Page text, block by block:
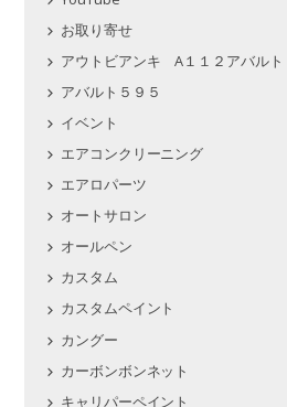
お取り寄せ
アウトビアンキ A１１２アバルト
アバルト５９５
イベント
エアコンクリーニング
エアロパーツ
オートサロン
オールペン
カスタム
カスタムペイント
カングー
カーボンボンネット
キャリパーペイント